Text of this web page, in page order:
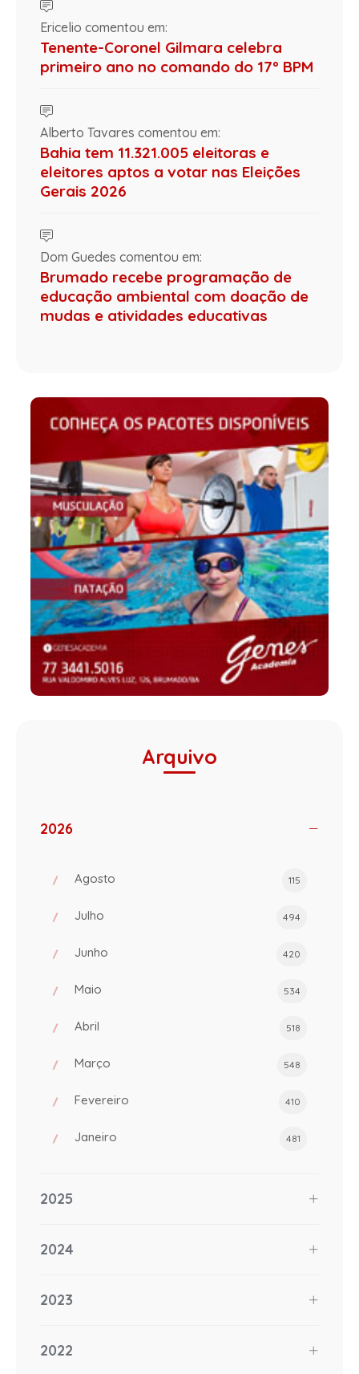
Ericelio comentou em:
Tenente-Coronel Gilmara celebra
primeiro ano no comando do 17º BPM
Alberto Tavares comentou em:
Bahia tem 11.321.005 eleitoras e
eleitores aptos a votar nas Eleições
Gerais 2026
Dom Guedes comentou em:
Brumado recebe programação de
educação ambiental com doação de
mudas e atividades educativas
Arquivo
2026
Agosto 115
Julho 494
Junho 420
Maio 534
Abril 518
Março 548
Fevereiro 410
Janeiro 481
2025
2024
2023
2022